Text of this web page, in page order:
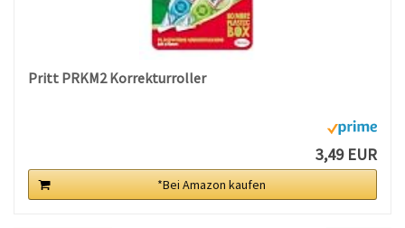
Pritt PRKM2 Korrekturroller
3,49 EUR
*Bei Amazon kaufen